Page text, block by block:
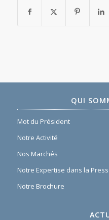
QUI
Mot du Président
Notre Activité
Nos Marchés
Notre Expertise dans la
Notre Brochure